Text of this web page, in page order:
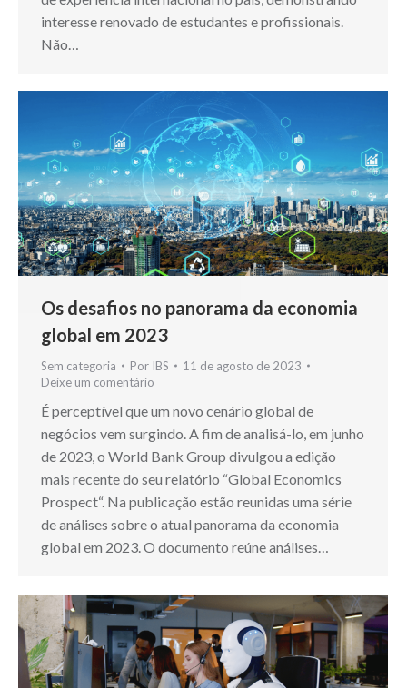
interesse renovado de estudantes e profissionais.
Não…
Os desafios no panorama da economia
global em 2023
Sem categoria Por IBS
11 de agosto de 2023
Deixe um comentário
É perceptível que um novo cenário global de
negócios vem surgindo. A fim de analisá-lo, em junho
de 2023, o World Bank Group divulgou a edição
mais recente do seu relatório “Global Economics
Prospect“. Na publicação estão reunidas uma série
de análises sobre o atual panorama da economia
global em 2023. O documento reúne análises…